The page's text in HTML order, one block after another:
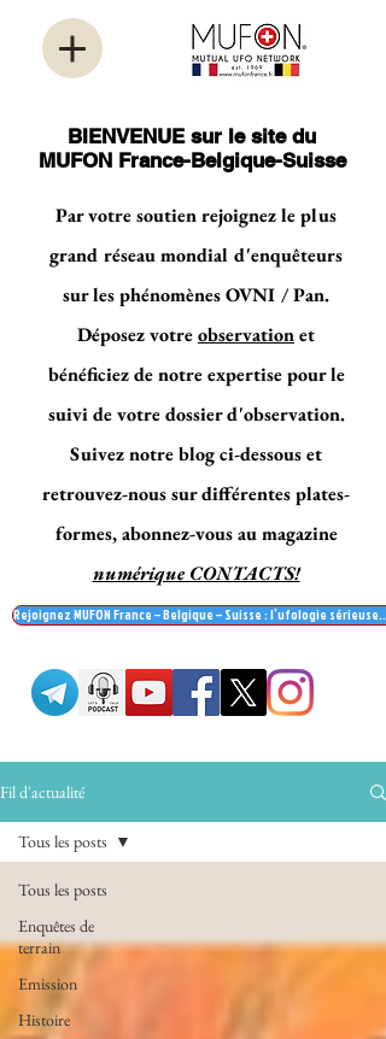
BIENVENUE sur le site du
MUFON France-Belgique-Suisse
Par votre soutien rejoignez le plus
grand réseau mondial d'enquêteurs
sur les phénomènes OVNI / Pan.
Déposez votreobservationet
bénéficiez de notre expertise pour le
suivi de votre dossier d'observation.
Suivez notre blog ci-dessous et
retrouvez-nous sur différentes plates-
formes, abonnez-vous au magazine
numérique CONTACTS!
Rejoignez MUFON France – Belgique – Suisse : l’ufologie
Fil d'actualité
Tous les posts
Enquêtes de
terrain
Emission
Histoire
Tous les posts